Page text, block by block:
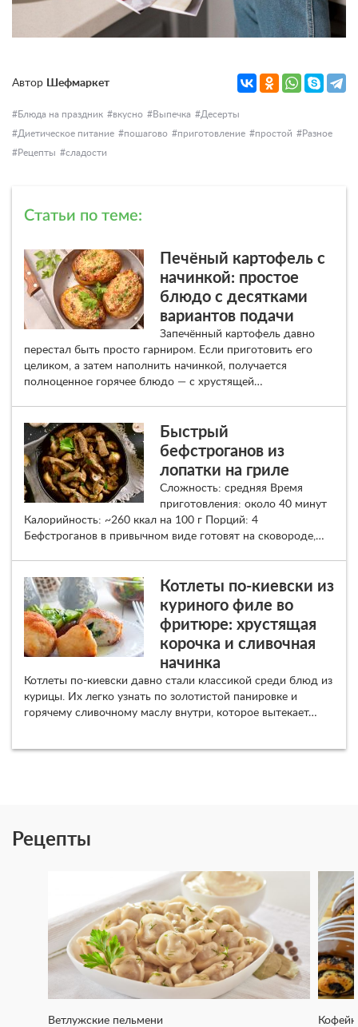
Автор Шефмаркет
Блюда на праздник вкусно Выпечка
Десерты
Диетическое питание
пошагово приготовление простой
Разное
Рецепты
сладости
Статьи по теме:
Печёный картофель с
начинкой: простое
блюдо с десятками
вариантов подачи
Запечённый картофель давно
перестал быть просто гарниром. Если приготовить его
целиком, а затем наполнить начинкой, получается
полноценное горячее блюдо — с хрустящей…
Быстрый
бефстроганов из
лопатки на гриле
Сложность: средняя Время
приготовления: около 40 минут
Калорийность: ~260 ккал на 100 г Порций: 4
Бефстроганов в привычном виде готовят на сковороде,…
Котлеты по-киевски из
куриного филе во
фритюре: хрустящая
корочка и сливочная
начинка
Котлеты по-киевски давно стали классикой среди блюд из
курицы. Их легко узнать по золотистой панировке и
горячему сливочному маслу внутри, которое вытекает…
Рецепты
Ветлужские пельмени